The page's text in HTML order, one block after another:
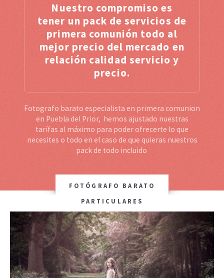
Nuestro compromiso es
tener un pack de servicios de
primera comunión todo al
mejor precio del mercado en
relación calidad servicio y
precio.
Fotografo barato especialista en primera comunion
en Puebla del Prior, hemos ajustado nuestras
tarífas al máximo para poder ofrecerte lo que
necesites o todo en el caso de que quieras nuestros
pack de todo incluido
FOTÓGRAFO BARATO
PARTICULARES